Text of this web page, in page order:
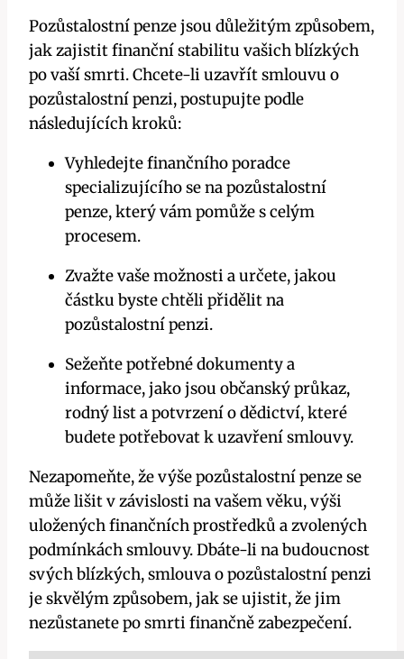
Pozůstalostní penze jsou důležitým způsobem,
jak zajistit finanční stabilitu vašich blízkých
po vaší smrti. Chcete-li uzavřít smlouvu o
pozůstalostní penzi, postupujte podle
následujících kroků:
Vyhledejte finančního poradce
specializujícího se na pozůstalostní
penze, který vám pomůže s celým
procesem.
Zvažte vaše možnosti a určete, jakou
částku byste chtěli přidělit na
pozůstalostní penzi.
Sežeňte potřebné dokumenty a
informace, jako jsou občanský průkaz,
rodný list a potvrzení o dědictví, které
budete potřebovat k uzavření smlouvy.
Nezapomeňte, že výše pozůstalostní penze se
může lišit v závislosti na vašem věku, výši
uložených finančních prostředků a zvolených
podmínkách smlouvy. Dbáte-li na budoucnost
svých blízkých, smlouva o pozůstalostní penzi
je skvělým způsobem, jak se ujistit, že jim
nezůstanete po smrti finančně zabezpečení.